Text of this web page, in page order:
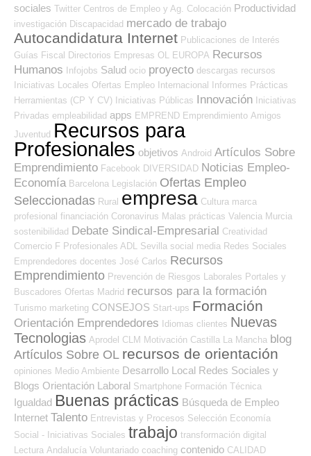
sociales Twitter Centros de Empleo y Ag. Colocación Productividad
investigación Discapacidad mercado de trabajo
Autocandidatura Internet Publicaciones de Interés
Guías Fiscal Directorios Empresas OL EUROPA Recursos
Humanos
Infojobs Salud ocio proyecto descargas recursos
Iniciativas Locales Ofertas Empleo Internacional Informes Prácticas
Herramientas (CP Y CV) Iniciativas Públicas Innovación Iniciativas
Privadas empleabilidad apps EMPREND Emprendimiento Amigos
Juventud Recursos para
Profesionales objetivos Android Artículos Sobre
Emprendimiento Facebook DIVERSIDAD Noticias Empleo-
Economía Barcelona Legislación Ofertas Empleo
Seleccionadas Rural empresa Cultura marca
profesional financiación Coronavirus Malas prácticas Valencia Murcia
sostenibilidad Debate Sindical-Empresarial Creatividad
Comercio F Profesionales ADL Sevilla social media Redes Sociales
Emprendedores docentes José Carlos Recursos
Emprendimiento Prevención de Riesgos Laborales Portales y
Buscadores Ofertas Madrid recursos para la formación
Turismo marketing CONSEJOS Start-ups Formación
Orientación Emprendedores Idiomas clientes Nuevas
Tecnologias Aprodel CLM Motivación Castilla La Mancha blog
Artículos Sobre OL recursos de orientación
opiniones Medio Ambiente Desarrollo Local Redes Sociales y
Blogs Orientación Laboral Smartphone Formación Técnica
Igualdad Buenas prácticas Búsqueda de Empleo
Internet Talento Entrevistas y Procesos Selección Economía
Social - Iniciativas Sociales trabajo transformación digital
Lectura Andalucía Voluntariado coaching contenido CALIDAD